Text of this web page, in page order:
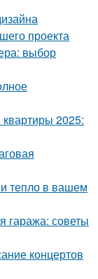
проекта
выбор
2025:
тепло в вашем
гаража: советы
концертов